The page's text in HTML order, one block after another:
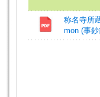
称名寺所
mon (事